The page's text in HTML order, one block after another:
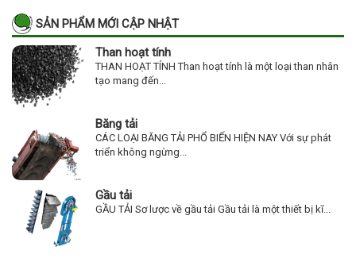
SẢN PHẨM MỚI CẬP NHẬT
Than hoạt tính
THAN HOẠT TÍNH Than hoạt tính là một loại than nhân
tạo mang đến...
Băng tải
CÁC LOẠI BĂNG TẢI PHỔ BIẾN HIỆN NAY Với sự phát
triển không ngừng...
Gầu tải
GẦU TẢI Sơ lược về gầu tải Gầu tải là một thiết bị kĩ...